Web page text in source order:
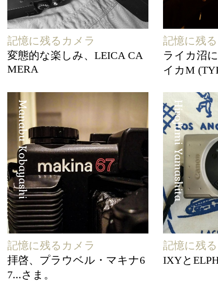
記憶に残るカメラ
変態的な楽しみ、LEICA CA
MERA
記憶に残
ライカ沼
イカM
Manabu Kobayashi
記憶に残るカメラ
拝啓、プラウベル・マキナ6
7...さま。
Hirofumi Yamashita
記憶に残
IXYと